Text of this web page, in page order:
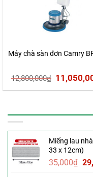
Máy chà sàn đơn Camry
12,800,000₫ Giá
gốc
Miếng lau
33 x 12cm)
35,000₫